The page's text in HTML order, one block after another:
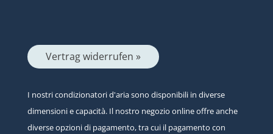
Vertrag widerrufen »
I nostri condizionatori d'aria sono disponibili in diverse
dimensioni e capacità. Il nostro negozio online offre anche
diverse opzioni di pagamento, tra cui il pagamento con